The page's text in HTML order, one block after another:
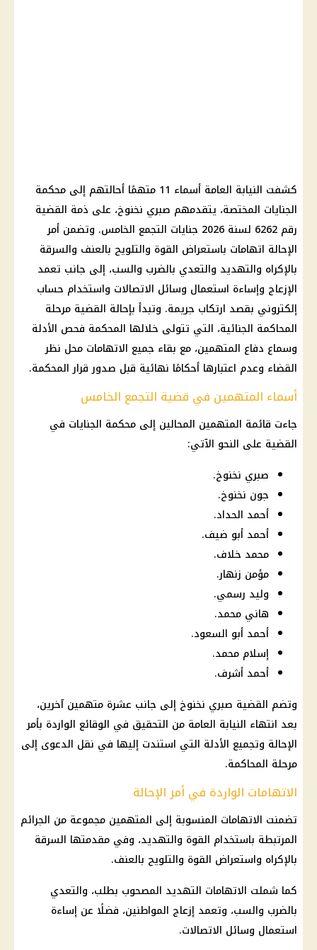
كشفت النيابة العامة أسماء 11 متهمًا أحالتهم إلى محكمة
الجنايات المختصة، يتقدمهم صبري نخنوخ، على ذمة القضية
رقم 6262 لسنة 2026 جنايات التجمع الخامس. وتضمن أمر
الإحالة اتهامات باستعراض القوة والتلويح بالعنف والسرقة
بالإكراه والتهديد والتعدي بالضرب والسب، إلى جانب تعمد
الإزعاج وإساءة استعمال وسائل الاتصالات واستخدام حساب
إلكتروني بقصد ارتكاب جريمة. وتبدأ بإحالة القضية مرحلة
المحاكمة الجنائية، التي تتولى خلالها المحكمة فحص الأدلة
وسماع دفاع المتهمين، مع بقاء جميع الاتهامات محل نظر
القضاء وعدم اعتبارها أحكامًا نهائية قبل صدور قرار المحكمة.
أسماء المتهمين في قضية التجمع الخامس
جاءت قائمة المتهمين المحالين إلى محكمة الجنايات في
القضية على النحو الآتي:
صبري نخنوخ.
جون نخنوخ.
أحمد الحداد.
أحمد أبو ضيف.
محمد خلاف.
مؤمن زنهار.
وليد رسمي.
هاني محمد.
أحمد أبو السعود.
إسلام محمد.
أحمد أشرف.
وتضم القضية صبري نخنوخ إلى جانب عشرة متهمين آخرين،
بعد انتهاء النيابة العامة من التحقيق في الوقائع الواردة بأمر
الإحالة وتجميع الأدلة التي استندت إليها في نقل الدعوى إلى
مرحلة المحاكمة.
الاتهامات الواردة في أمر الإحالة
تضمنت الاتهامات المنسوبة إلى المتهمين مجموعة من الجرائم
المرتبطة باستخدام القوة والتهديد، وفي مقدمتها السرقة
بالإكراه واستعراض القوة والتلويح بالعنف.
كما شملت الاتهامات التهديد المصحوب بطلب، والتعدي
بالضرب والسب، وتعمد إزعاج المواطنين، فضلًا عن إساءة
استعمال وسائل الاتصالات.